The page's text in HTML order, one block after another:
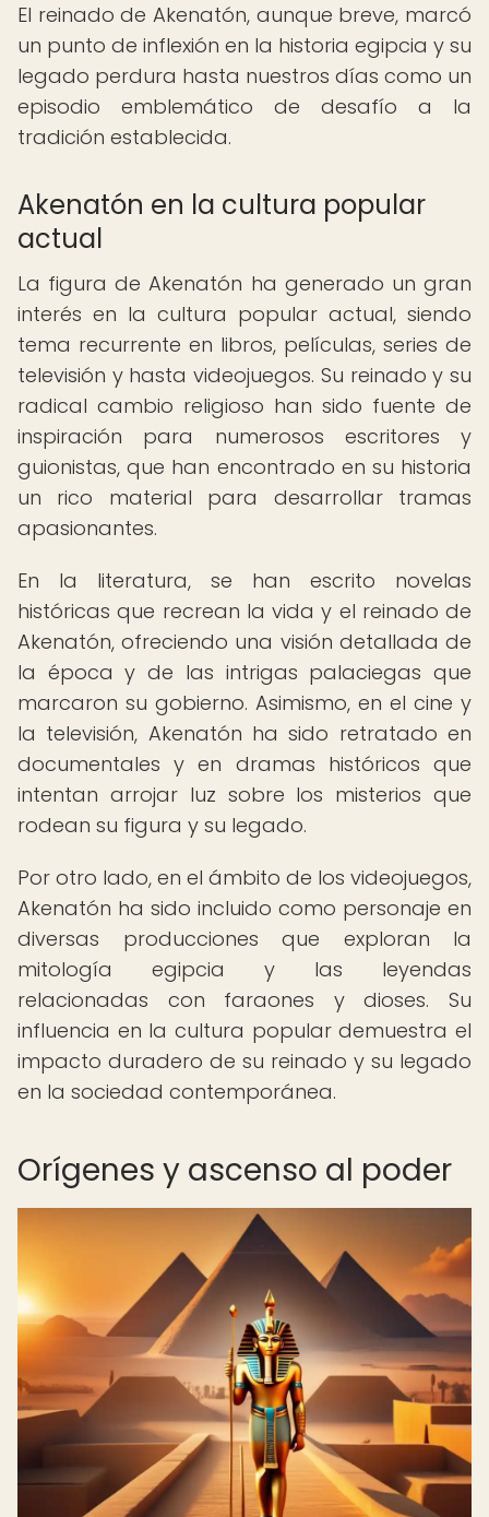
El reinado de Akenatón, aunque breve, marcó
un punto de inflexión en la historia egipcia y su
legado perdura hasta nuestros días como un
episodio emblemático de desafío a la
tradición establecida.
Akenatón en la cultura popular
actual
La figura de Akenatón ha generado un gran
interés en la cultura popular actual, siendo
tema recurrente en libros, películas, series de
televisión y hasta videojuegos. Su reinado y su
radical cambio religioso han sido fuente de
inspiración para numerosos escritores y
guionistas, que han encontrado en su historia
un rico material para desarrollar tramas
apasionantes.
En la literatura, se han escrito novelas
históricas que recrean la vida y el reinado de
Akenatón, ofreciendo una visión detallada de
la época y de las intrigas palaciegas que
marcaron su gobierno. Asimismo, en el cine y
la televisión, Akenatón ha sido retratado en
documentales y en dramas históricos que
intentan arrojar luz sobre los misterios que
rodean su figura y su legado.
Por otro lado, en el ámbito de los videojuegos,
Akenatón ha sido incluido como personaje en
diversas producciones que exploran la
mitología egipcia y las leyendas
relacionadas con faraones y dioses. Su
influencia en la cultura popular demuestra el
impacto duradero de su reinado y su legado
en la sociedad contemporánea.
Orígenes y ascenso al poder